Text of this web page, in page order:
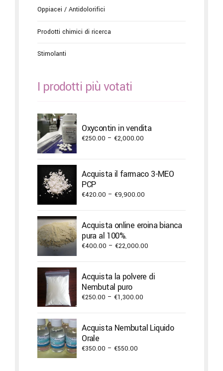
Oppiacei / Antidolorifici
Prodotti chimici di ricerca
Stimolanti
I prodotti più votati
Oxycontin in vendita
€250.00 – €2,000.00
through
€2,000.00
Acquista il farmaco 3-MEO
PCP
€420.00 – €9,900.00
through
Acquista online eroina bianca
pura al 100%.
€400.00 – €22,000.00
through
Acquista la polvere di
Nembutal puro
€250.00 – €1,300.00
through
Acquista Nembutal Liquido
Orale
€350.00 – €550.00